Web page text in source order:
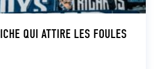
QUI ATTIRE LES FOULES